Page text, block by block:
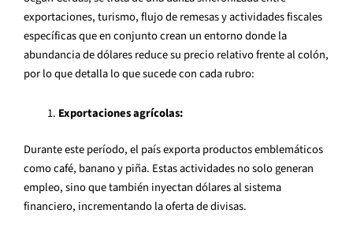
exportaciones, turismo, flujo de remesas y actividades fiscales
específicas que en conjunto crean un entorno donde la
abundancia de dólares reduce su precio relativo frente al colón,
por lo que detalla lo que sucede con cada rubro:
Exportaciones agrícolas:
Durante este período, el país exporta productos emblemáticos
como café, banano y piña. Estas actividades no solo generan
empleo, sino que también inyectan dólares al sistema
financiero, incrementando la oferta de divisas.